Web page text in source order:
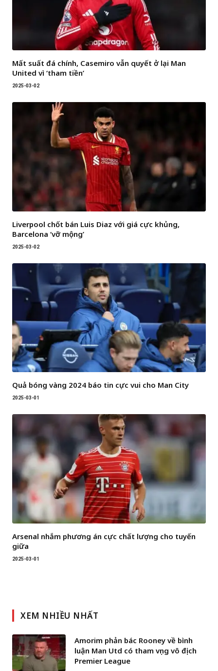
Mất suất đá chính, Casemiro vẫn quyết ở lại Man
United vì ‘tham tiền’
2025-03-02
Liverpool chốt bán Luis Diaz với giá cực khủng,
Barcelona ‘vỡ mộng’
2025-03-02
Quả bóng vàng 2024 báo tin cực vui cho Man City
2025-03-01
Arsenal nhắm phương án cực chất lượng cho tuyến
giữa
2025-03-01
XEM NHIỀU NHẤT
Amorim phản bác Rooney về bình
luận Man Utd có tham vọng vô địch
Premier League